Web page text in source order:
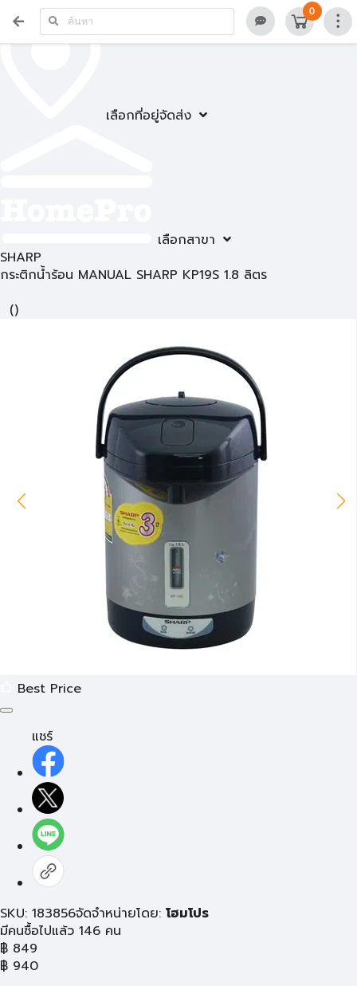
เลือกที่อยู่จัดส่ง
เลือกสาขา
0
SHARP
กระติกน้ำร้อน MANUAL SHARP KP19S 1.8 ลิตร
()
Best Price
แชร์
SKU: 183856จัดจำหน่ายโดย: โฮมโปร
มีคนซื้อไปแล้ว 146 คน
฿ 849
฿ 940